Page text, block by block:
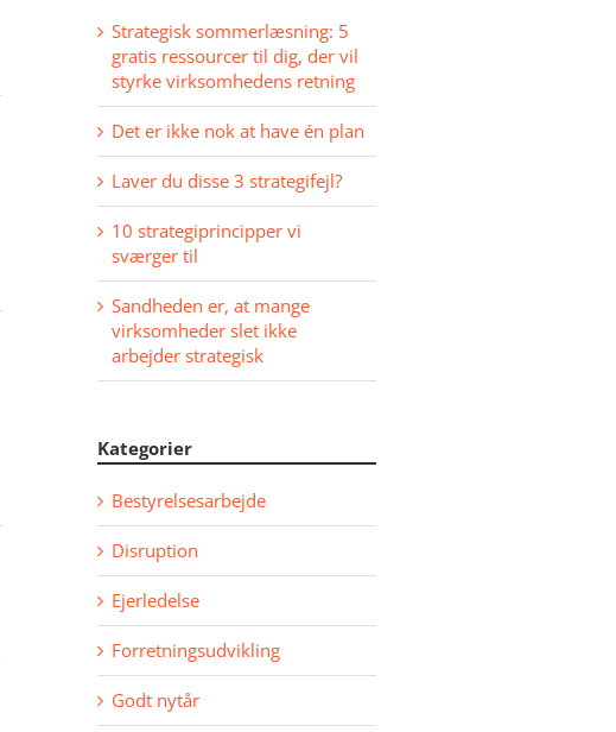
Strategisk sommerlæsning: 5
gratis ressourcer til dig, der vil
styrke virksomhedens retning
Det er ikke nok at have én plan
Laver du disse 3 strategifejl?
10 strategiprincipper vi
sværger til
Sandheden er, at mange
virksomheder slet ikke
arbejder strategisk
Kategorier
Bestyrelsesarbejde
Disruption
Ejerledelse
Forretningsudvikling
Godt nytår